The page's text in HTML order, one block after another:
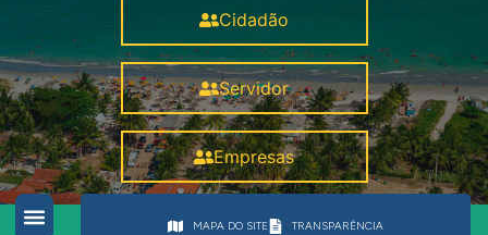
Cidadão
Servidor
Empresas
MAPA DO SITE TRANSPARÊNCIA